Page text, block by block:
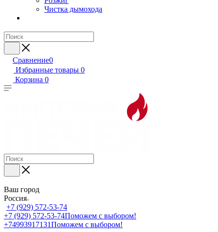
Чистка дымохода
Сравнение0
Избранные товары 0
Корзина 0
Ваш город
Россия
+7 (929) 572-53-74
+7 (929) 572-53-74Поможем с выбором!
+74993917131Поможем с выбором!